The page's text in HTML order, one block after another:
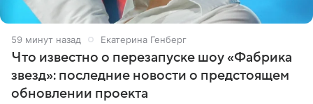
59 минут назад Екатерина Генберг
Что известно о перезапуске шоу «Фабрика
звезд»: последние новости о предстоящем
обновлении проекта